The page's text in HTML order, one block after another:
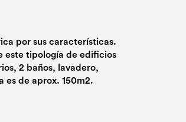
por sus características.
este tipología de edificios
2 baños, lavadero,
es de aprox. 150m2.